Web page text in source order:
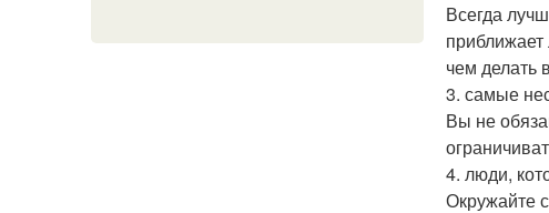
Всегда
чем делать
3. самые
Вы не
4. люди,
Окружайте